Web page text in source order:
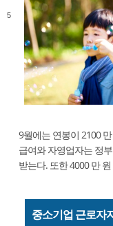
5
9월에는 연봉이 2100
급여와 자영업자는 정
받는다. 또한 4000 만
중소기업 근로자